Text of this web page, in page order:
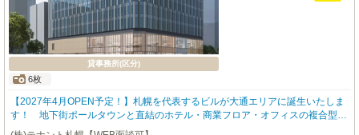
貸事務所(区分)
6枚
【2027年4月OPEN予定！】札幌を代表するビルが大通エリアに誕生いたしま
す！ 地下街ポールタウンと直結のホテル・商業フロア・オフィスの複合型ハ
イグレードビルとなります。詳細につきましてはお問い合わせくださいませ。